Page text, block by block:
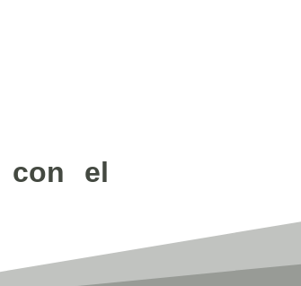
con el